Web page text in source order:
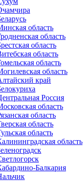
область
область
область
область
область
область
край
Россия
область
область
область
область
область
Балкария